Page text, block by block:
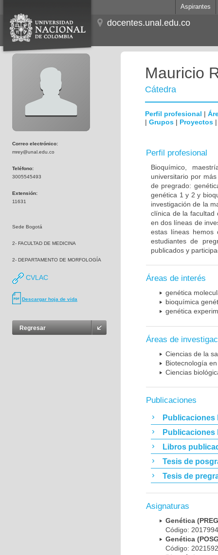
Aspirantes
docentes.unal.edu.co
Correo electrónico:
mrey@unal.edu.co
Teléfono:
3005545493
Extensión:
11631
Sede Bogotá
2- FACULTAD DE MEDICINA
2- DEPARTAMENTO DE MORFOLOGÍA
CVLAC
Descargar hoja de vida
Regresar
Mauricio
Cátedra
Perfil profesional |
| Grupos | Proyectos
Perfil profesional
Bioquímico,
universitario por
de pregrado:
genética 1 y 2 y
investigación de la
clínica de la facultad
en dos líneas de
estas líneas hemos
estudiantes de
publicados y
Áreas de interés
genética
bioquímica
genética
Áreas de
Ciencias de la
Biotecnología
Ciencias
Publicaciones
Publicaciones
Publicaciones
Libros
Tesis de
Tesis de
Asignaturas
Genética
Código:
Genética
Código: